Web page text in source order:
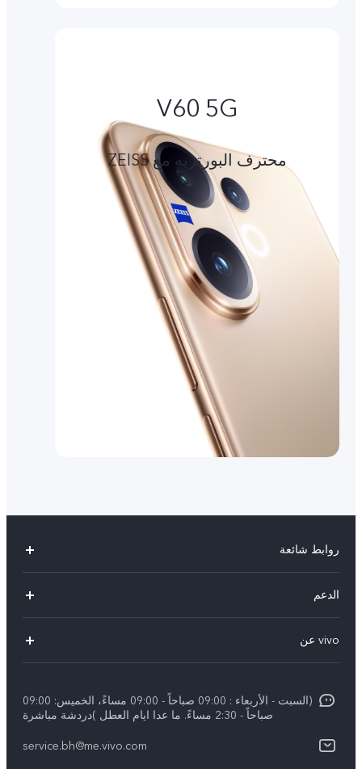
V60 5G
محترف البورتريه مع ZEISS
روابط شائعة
X200 FE (New)
V50 Lite 5G
الدعم
Funtouch OS
vivo عن
نبذة عنا
مركز الخصوصية لدى vivo
(السبت - الأربعاء : 09:00 صباحاً - 09:00 مساءً، الخميس: 09:00
صباحاً - 2:30 مساءً. ما عدا ايام العطل )دردشة مباشرة
service.bh@me.vivo.com